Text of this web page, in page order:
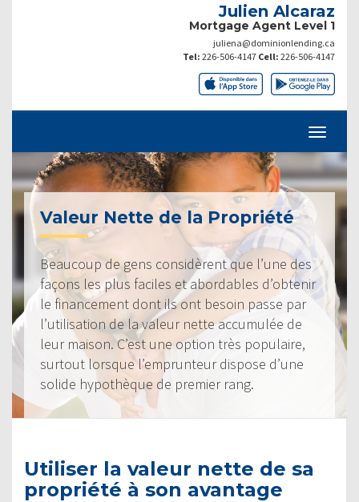
Julien Alcaraz
Mortgage Agent Level 1
juliena@dominionlending.ca
Tel: 226-506-4147 Cell: 226-506-4147
Valeur Nette de la Propriété
Beaucoup de gens considèrent que l’une des
façons les plus faciles et abordables d’obtenir
le financement dont ils ont besoin passe par
l’utilisation de la valeur nette accumulée de
leur maison. C’est une option très populaire,
surtout lorsque l’emprunteur dispose d’une
solide hypothèque de premier rang.
Utiliser la valeur nette de sa
propriété à son avantage